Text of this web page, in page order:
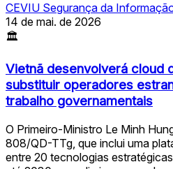
CEVIU Segurança da
14 de mai. de 2026
🏛
Vietnã desenvolverá cloud
substituir operadores
trabalho governamentais
O Primeiro-Ministro Le Minh
808/QD-TTg, que inclui uma
entre 20 tecnologias